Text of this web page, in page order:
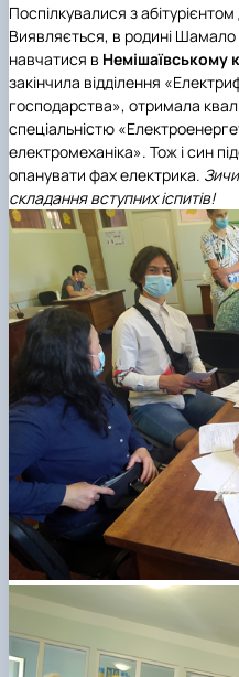
Поспілкувалися з
Виявляється, в родині
навчатися в Немішаївському
закінчила відділення
господарства», отримала
спеціальністю
електромеханіка». Тож і син
опанувати фах електрика.
складання вступних іспитів!